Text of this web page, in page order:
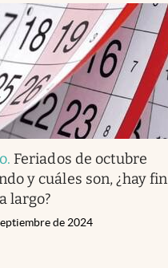
. Feriados de octubre
y cuáles son, ¿hay fin
largo?
de 2024